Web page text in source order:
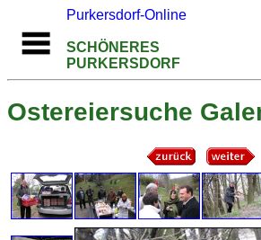
Purkersdorf-Online
SCHÖNERES
PURKERSDORF
Ostereiersuche